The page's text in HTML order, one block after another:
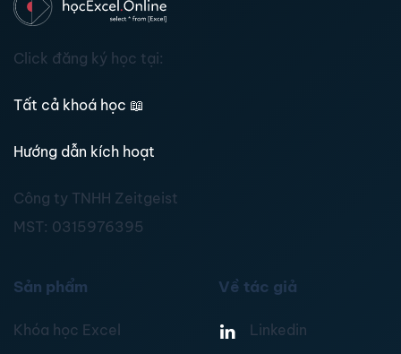
Click đăng ký học tại:
Tất cả khoá học 📖
Hướng dẫn kích hoạt
Công ty TNHH Zeitgeist
MST: 0315976395
Sản phẩm
Khóa học Excel
Về tác giả
Linkedin